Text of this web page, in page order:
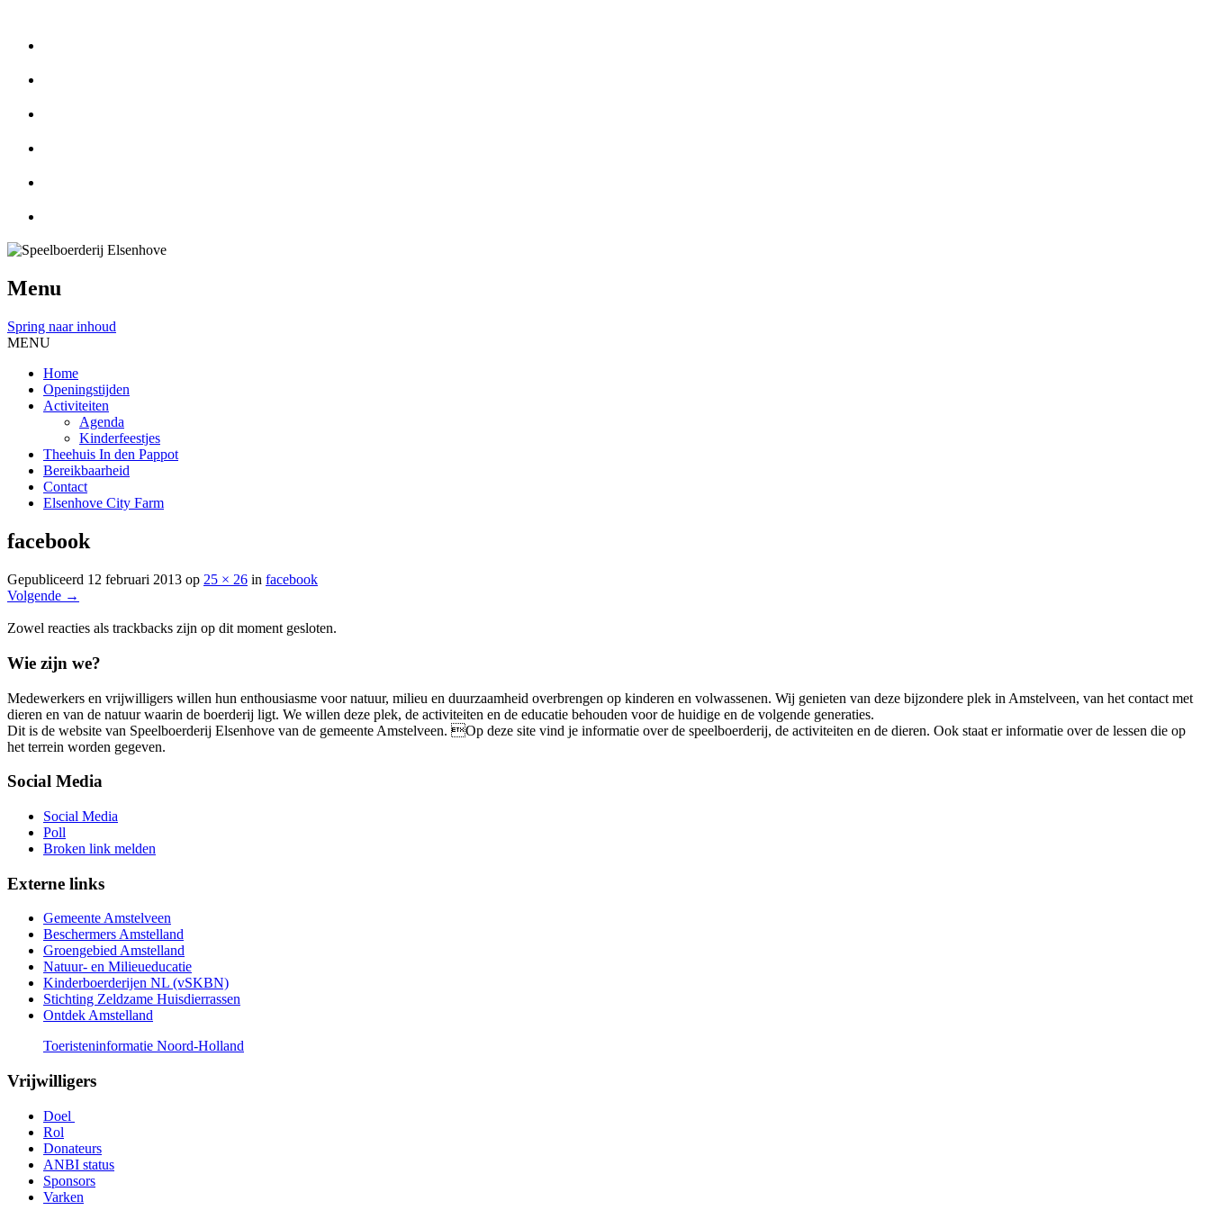
Menu
Spring naar inhoud
MENU
Home
Openingstijden
Activiteiten
Agenda
Kinderfeestjes
Theehuis In den Pappot
Bereikbaarheid
Contact
Elsenhove City Farm
facebook
Gepubliceerd 12 februari 2013 op 25 × 26 in facebook
Volgende →
Zowel reacties als trackbacks zijn op dit moment gesloten.
Wie zijn we?
Medewerkers en vrijwilligers willen hun enthousiasme voor natuur, milieu en duurzaamheid overbrengen op kinderen en volwassenen. Wij genieten van deze bijzondere plek in Amstelveen, van het contact met
dieren en van de natuur waarin de boerderij ligt. We willen deze plek, de activiteiten en de educatie behouden voor de huidige en de volgende generaties.
Dit is de website van Speelboerderij Elsenhove van de gemeente Amstelveen. Op deze site vind je informatie over de speelboerderij, de activiteiten en de dieren. Ook staat er informatie over de lessen die op
het terrein worden gegeven.
Social Media
Social Media
Poll
Broken link melden
Externe links
Gemeente Amstelveen
Beschermers Amstelland
Groengebied Amstelland
Natuur- en Milieueducatie
Kinderboerderijen NL (vSKBN)
Stichting Zeldzame Huisdierrassen
Ontdek Amstelland
Toeristeninformatie Noord-Holland
Vrijwilligers
Doel
Rol
Donateurs
ANBI status
Sponsors
Varken